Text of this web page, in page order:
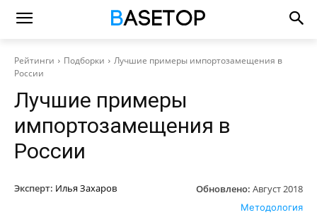
Рейтинги Подборки
Лучшие примеры импортозамещения в
России
Лучшие примеры
импортозамещения в
России
Эксперт: Илья Захаров Обновлено: Август 2018
Методология